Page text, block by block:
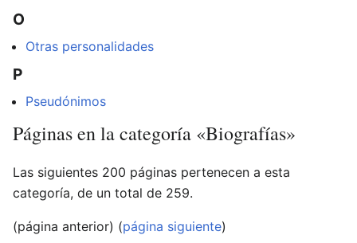
O
Otras personalidades
P
Pseudónimos
Páginas en la categoría «Biografías»
Las siguientes 200 páginas pertenecen a esta
categoría, de un total de 259.
(página anterior) (página siguiente)